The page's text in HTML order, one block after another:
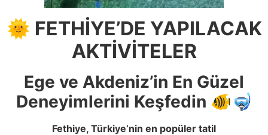
🌞 FETHİYE’DE YAPILACAK
AKTİVİTELER
Ege ve Akdeniz’in En Güzel
Deneyimlerini Keşfedin 🐠🤿
Fethiye, Türkiye’nin en popüler tatil